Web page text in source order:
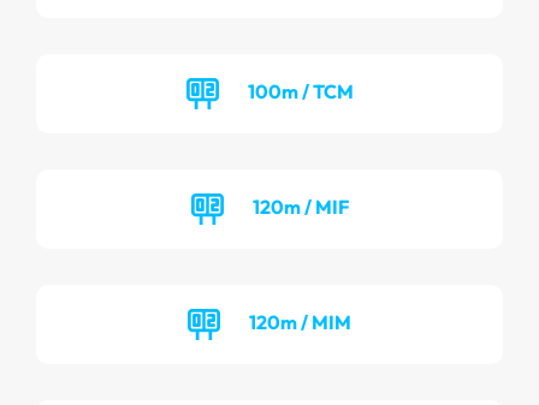
100m / TCM
120m / MIF
120m / MIM